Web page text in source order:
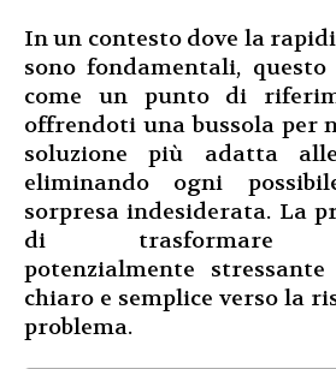
In un contesto dove la
sono fondamentali, questo
come un punto di
offrendoti una bussola per
soluzione più adatta
eliminando ogni
sorpresa indesiderata. La
di trasformare
potenzialmente
chiaro e semplice verso la
problema.